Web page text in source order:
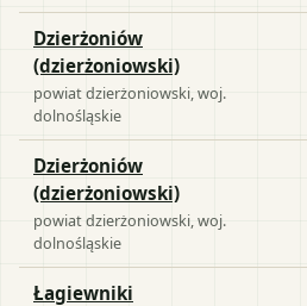
Dzierżoniów
(dzierżoniowski)
powiatdzierżoniowski , woj.
dolnośląskie
Dzierżoniów
(dzierżoniowski)
powiatdzierżoniowski , woj.
dolnośląskie
Łagiewniki